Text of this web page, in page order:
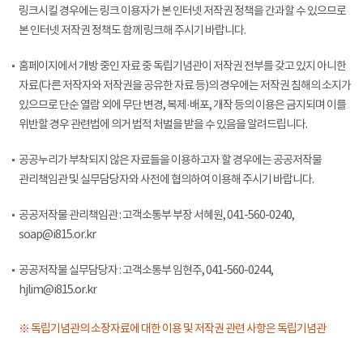
링크시킬 경우에는 링크 이용자가 본 인터넷 저작권 정책을 간과할 수 있으므로
본 인터넷 저작권 정책도 함께 링크해 주시기 바랍니다.
홈페이지에서 개방 중인 자료 중 독립기념관이 저작권 전부를 갖고 있지 아니한
자료(다른 저작자와 저작권을 공유한 자료 등)의 경우에는 저작권 침해의 소지가
있으므로 단순 열람 외에 무단 변경, 복제·배포, 개작 등의 이용은 금지되며 이를
위반할 경우 관련법에 의거 법적 처벌을 받을 수 있음을 알려드립니다.
공공누리가 부착되지 않은 자료들을 이용하고자 할 경우에는 공공저작물
관리책임관 및 실무담당자와 사전에 협의하여 이용해 주시기 바랍니다.
공공저작물 관리책임관 : 고객소통부 부장 서혜원, 041-560-0240,
soap@i815.or.kr
공공저작물 실무담당자 : 고객소통부 임현주, 041-560-0244,
hjlim@i815.or.kr
※ 독립기념관의 소장자료에 대한 이용 및 저작권 관련 사항은 독립기념관